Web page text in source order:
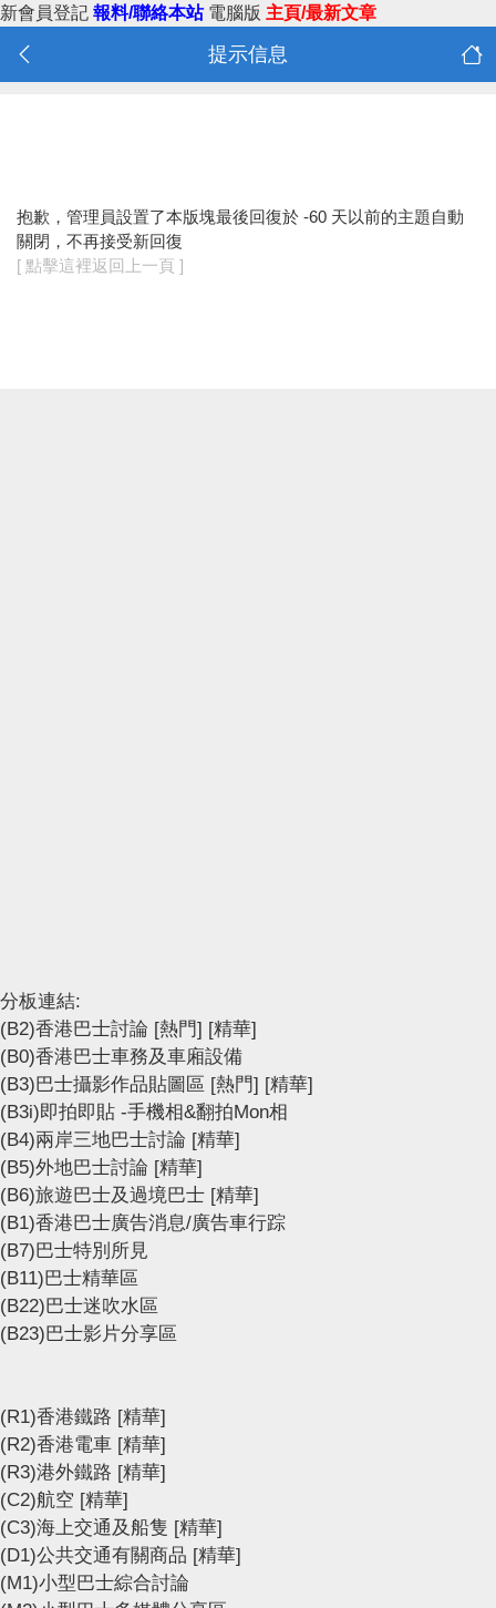
新會員登記 報料/聯絡本站 電腦版 主頁/最新文章
提示信息
抱歉，管理員設置了本版塊最後回復於 -60 天以前的主題自動
關閉，不再接受新回復
[ 點擊這裡返回上一頁 ]
分板連結:
(B2)香港巴士討論 [熱門] [精華]
(B0)香港巴士車務及車廂設備
(B3)巴士攝影作品貼圖區 [熱門] [精華]
(B3i)即拍即貼 -手機相&翻拍Mon相
(B4)兩岸三地巴士討論 [精華]
(B5)外地巴士討論 [精華]
(B6)旅遊巴士及過境巴士 [精華]
(B1)香港巴士廣告消息/廣告車行踪
(B7)巴士特別所見
(B11)巴士精華區
(B22)巴士迷吹水區
(B23)巴士影片分享區
(R1)香港鐵路 [精華]
(R2)香港電車 [精華]
(R3)港外鐵路 [精華]
(C2)航空 [精華]
(C3)海上交通及船隻 [精華]
(D1)公共交通有關商品 [精華]
(M1)小型巴士綜合討論